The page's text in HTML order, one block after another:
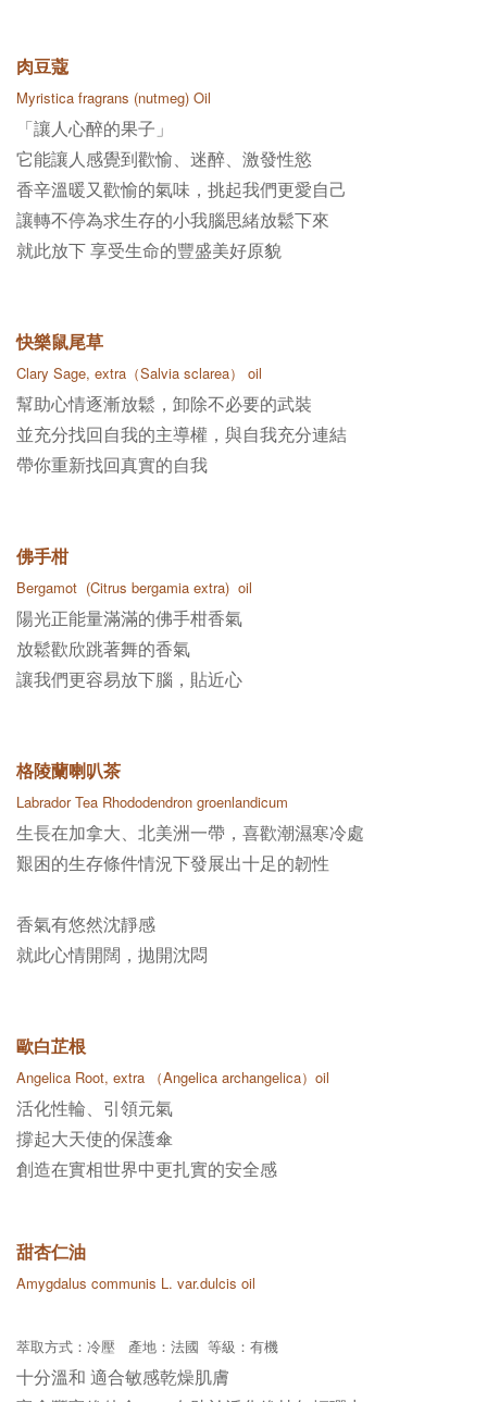
肉豆蔻
Myristica fragrans (nutmeg) Oil
「讓人心醉的果子」
它能讓人感覺到歡愉、迷醉、激發性慾
香辛溫暖又歡愉的氣味，挑起我們更愛自己
讓轉不停為求生存的小我腦思緒放鬆下來
就此放下 享受生命的豐盛美好原貌
快樂鼠尾草
Clary Sage, extra（Salvia sclarea） oil
幫助心情逐漸放鬆，卸除不必要的武裝
並充分找回自我的主導權，與自我充分連結
帶你重新找回真實的自我
佛手柑
Bergamot (Citrus bergamia extra) oil
陽光正能量滿滿的佛手柑香氣
放鬆歡欣跳著舞的香氣
讓我們更容易放下腦，貼近心
格陵蘭喇叭茶
Labrador Tea Rhododendron groenlandicum
生長在加拿大、北美洲一帶，喜歡潮濕寒冷處
艱困的生存條件情況下發展出十足的韌性
香氣有悠然沈靜感
就此心情開闊，拋開沈悶
歐白芷根
Angelica Root, extra （Angelica archangelica）oil
活化性輪、引領元氣
撐起大天使的保護傘
創造在實相世界中更扎實的安全感
甜杏仁油
Amygdalus communis L. var.dulcis oil
萃取方式： 冷壓 產地：法國 等級：有機
十分溫和 適合敏感乾燥肌膚